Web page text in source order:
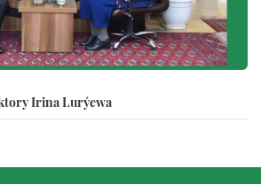
Irina Lurýewa